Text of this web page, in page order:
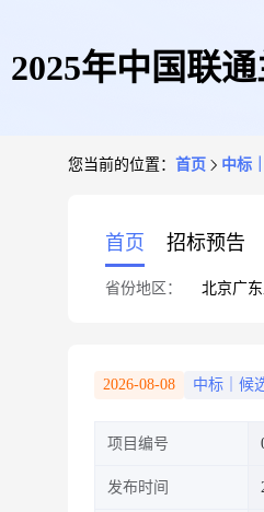
2025年中国联
您当前的位置： 首页 中标
首页 招标预告
省份地区： 北京广东
2026-08-08 中标｜候
项目编号
发布时间